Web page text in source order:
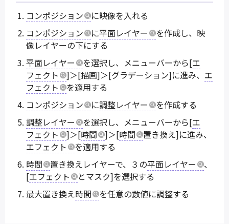
コンポジション
に映像を入れる
コンポジション
に平面レイヤー
を作成し、映
像レイヤーの下にする
平面レイヤー
を選択し、メニューバーから[エ
フェクト
]＞[描画]＞[グラデーション]に進み、 エ
フェクト
を適用する
コンポジション
に調整レイヤー
を作成する
調整レイヤー
を選択し、メニューバーから[エ
フェクト
]＞[時間 ]＞[時間
置き換え]に進み、
エフェクト
を適用する
時間
置き換えレイヤーで、３の平面レイヤー
、
[エフェクト
とマスク]を選択する
最大置き換え時間 を任意の数値に調整する